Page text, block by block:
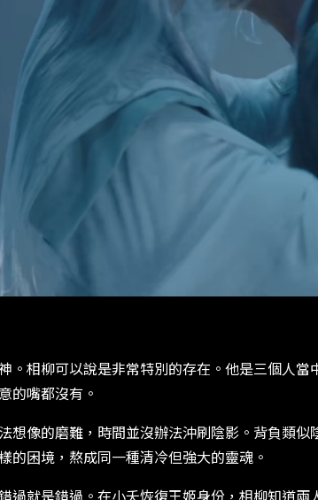
。相柳可以說是非常特別的存在。他是三個人
的嘴都沒有。
想像的磨難，時間並沒辦法沖刷陰影。背負類
的困境，熬成同一種清冷但強大的靈魂。